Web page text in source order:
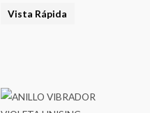
Vista Rápida